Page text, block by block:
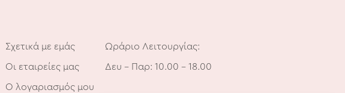
Σχετικά με εμάς
Οι εταιρείες μας
Ο λογαριασμός μου
Ωράριο Λειτουργίας:
Δευ – Παρ: 10.00 – 18.00